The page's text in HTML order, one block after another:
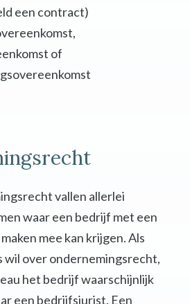
een contract)
of
vallen allerlei
waar een bedrijf met een
mee kan krijgen. Als
wil over ondernemingsrecht,
het bedrijf waarschijnlijk
een bedrijfsjurist. Een